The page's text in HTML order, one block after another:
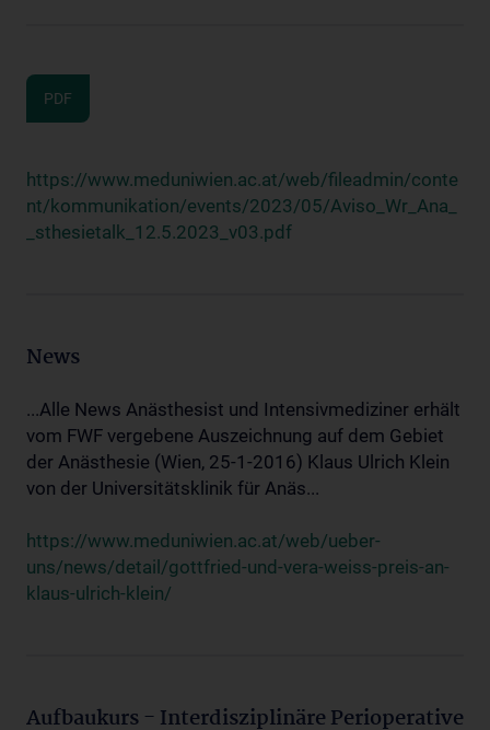
PDF
https://www.meduniwien.ac.at/web/fileadmin/conte
nt/kommunikation/events/2023/05/Aviso_Wr_Ana_
_sthesietalk_12.5.2023_v03.pdf
News
...Alle News Anästhesist und Intensivmediziner erhält
vom FWF vergebene Auszeichnung auf dem Gebiet
der Anästhesie (Wien, 25-1-2016) Klaus Ulrich Klein
von der Universitätsklinik für Anäs...
https://www.meduniwien.ac.at/web/ueber-
uns/news/detail/gottfried-und-vera-weiss-preis-an-
klaus-ulrich-klein/
Aufbaukurs - Interdisziplinäre Perioperative